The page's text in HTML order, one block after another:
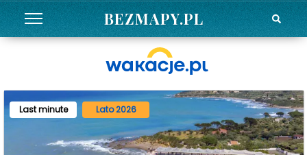
BEZMAPY.PL
Last minute Lato 2026